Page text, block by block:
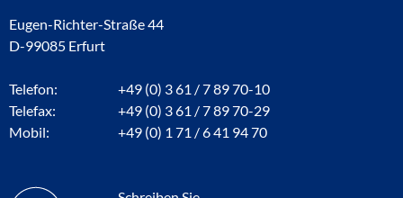
Eugen-Richter-Straße 44
D-99085 Erfurt
Telefon:
+49 (0) 3 61 / 7 89 70-10
Telefax:
+49 (0) 3 61 / 7 89 70-29
Mobil:
+49 (0) 1 71 / 6 41 94 70